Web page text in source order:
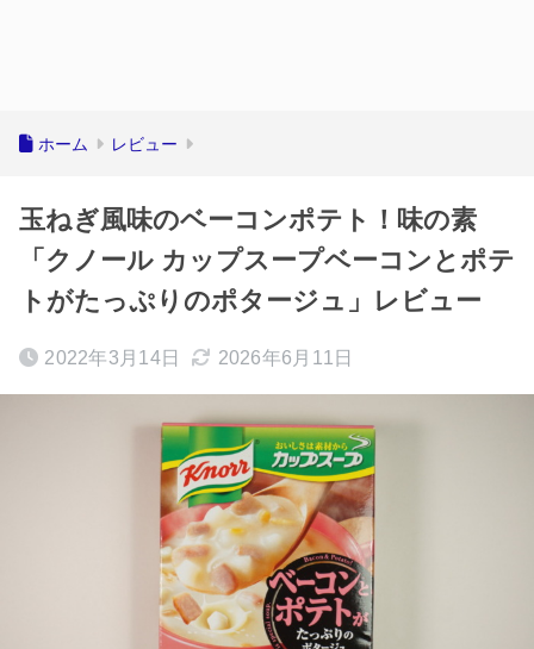
ホーム レビュー
玉ねぎ風味のベーコンポテト！味の素
「クノール カップスープベーコンとポテ
トがたっぷりのポタージュ」レビュー
2022年3月14日 2026年6月11日